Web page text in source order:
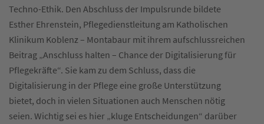
Techno-Ethik. Den Abschluss der Impulsrunde bildete
Esther Ehrenstein, Pflegedienstleitung am Katholischen
Klinikum Koblenz – Montabaur mit ihrem aufschlussreichen
Beitrag „Anschluss halten – Chance der Digitalisierung für
Pflegekräfte“. Sie kam zu dem Schluss, dass die
Digitalisierung in der Pflege eine große Unterstützung
bietet, doch in vielen Situationen auch Menschen nötig
seien. Wichtig sei es hier „kluge Entscheidungen“ darüber